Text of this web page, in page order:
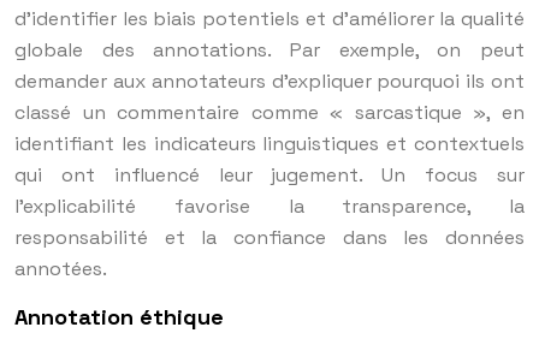
d’identifier les biais potentiels et d’améliorer la qualité
globale des annotations. Par exemple, on peut
demander aux annotateurs d’expliquer pourquoi ils ont
classé un commentaire comme « sarcastique », en
identifiant les indicateurs linguistiques et contextuels
qui ont influencé leur jugement. Un focus sur
l’explicabilité favorise la transparence, la
responsabilité et la confiance dans les données
annotées.
Annotation éthique